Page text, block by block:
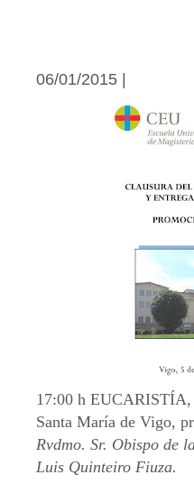
06/01/2015 |
17:00 h EUCARISTÍA,
Santa María de Vigo,
Rvdmo. Sr. Obispo de
Luis Quinteiro Fiuza.